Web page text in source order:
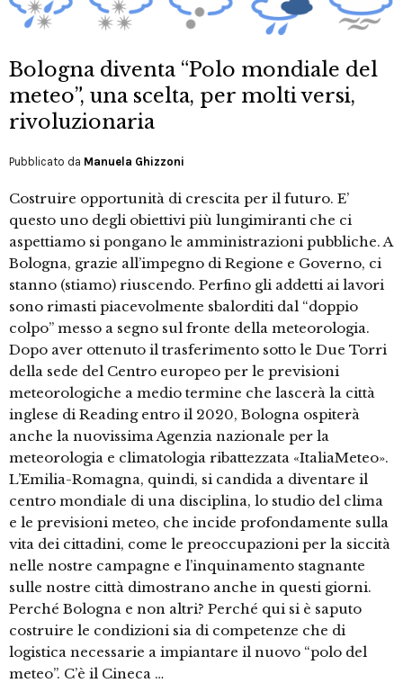
Bologna diventa “Polo mondiale del
meteo”, una scelta, per molti versi,
rivoluzionaria
Pubblicato da Manuela Ghizzoni
Costruire opportunità di crescita per il futuro. E’
questo uno degli obiettivi più lungimiranti che ci
aspettiamo si pongano le amministrazioni pubbliche. A
Bologna, grazie all’impegno di Regione e Governo, ci
stanno (stiamo) riuscendo. Perfino gli addetti ai lavori
sono rimasti piacevolmente sbalorditi dal “doppio
colpo” messo a segno sul fronte della meteorologia.
Dopo aver ottenuto il trasferimento sotto le Due Torri
della sede del Centro europeo per le previsioni
meteorologiche a medio termine che lascerà la città
inglese di Reading entro il 2020, Bologna ospiterà
anche la nuovissima Agenzia nazionale per la
meteorologia e climatologia ribattezzata «ItaliaMeteo».
L’Emilia-Romagna, quindi, si candida a diventare il
centro mondiale di una disciplina, lo studio del clima
e le previsioni meteo, che incide profondamente sulla
vita dei cittadini, come le preoccupazioni per la siccità
nelle nostre campagne e l’inquinamento stagnante
sulle nostre città dimostrano anche in questi giorni.
Perché Bologna e non altri? Perché qui si è saputo
costruire le condizioni sia di competenze che di
logistica necessarie a impiantare il nuovo “polo del
meteo”. C’è il Cineca …